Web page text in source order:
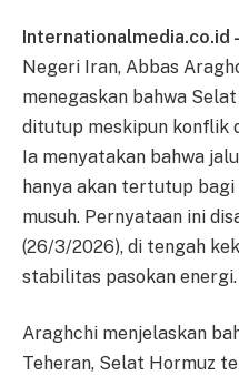
Internationalmedia.co.id
Negeri Iran, Abbas
menegaskan bahwa
ditutup meskipun konflik
Ia menyatakan bahwa
hanya akan tertutup
musuh. Pernyataan ini
(26/3/2026), di tengah
stabilitas pasokan energi.
Araghchi menjelaskan
Teheran, Selat Hormuz